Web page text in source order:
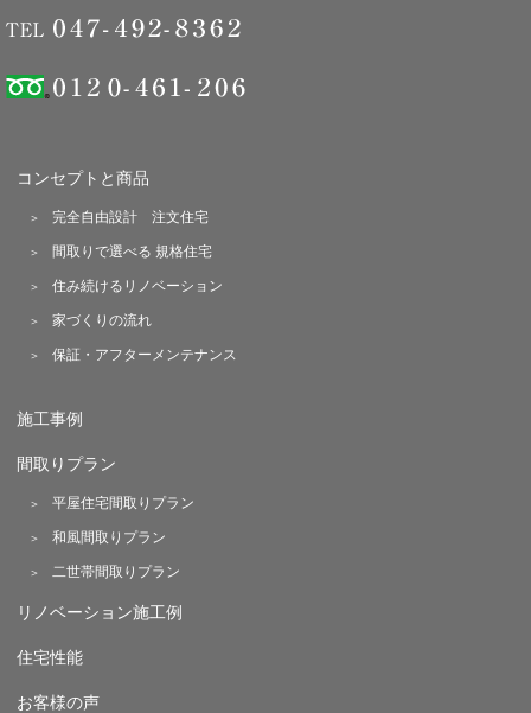
コンセプトと商品
完全自由設計 注文住宅
間取りで選べる 規格住宅
住み続けるリノベーション
家づくりの流れ
保証・アフターメンテナンス
施工事例
間取りプラン
平屋住宅間取りプラン
和風間取りプラン
二世帯間取りプラン
リノベーション施工例
住宅性能
お客様の声